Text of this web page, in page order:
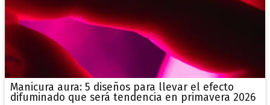
Manicura aura: 5 diseños para llevar el efecto
difuminado que será tendencia en primavera 2026